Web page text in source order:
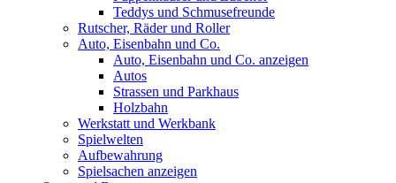
Teddys und Schmusefreunde
Rutscher, Räder und Roller
Auto, Eisenbahn und Co.
Auto, Eisenbahn und Co. anzeigen
Autos
Strassen und Parkhaus
Holzbahn
Werkstatt und Werkbank
Spielwelten
Aufbewahrung
Spielsachen anzeigen